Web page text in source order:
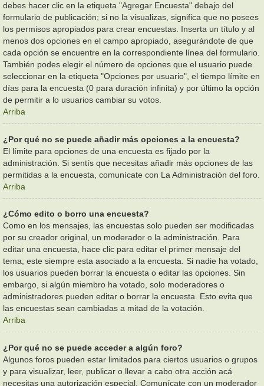
debes hacer clic en la etiqueta "Agregar Encuesta" debajo del
formulario de publicación; si no la visualizas, significa que no posees
los permisos apropiados para crear encuestas. Inserta un título y al
menos dos opciones en el campo apropiado, asegurándote de que
cada opción se encuentre en la correspondiente línea del formulario.
También podes elegir el número de opciones que el usuario puede
seleccionar en la etiqueta "Opciones por usuario", el tiempo límite en
días para la encuesta (0 para duración infinita) y por último la opción
de permitir a lo usuarios cambiar su votos.
Arriba
¿Por qué no se puede añadir más opciones a la encuesta?
El límite para opciones de una encuesta es fijado por la
administración. Si sentís que necesitas añadir más opciones de las
permitidas a la encuesta, comunícate con La Administración del foro.
Arriba
¿Cómo edito o borro una encuesta?
Como en los mensajes, las encuestas solo pueden ser modificadas
por su creador original, un moderador o la administración. Para
editar una encuesta, hace clic para editar el primer mensaje del
tema; este siempre esta asociado a la encuesta. Si nadie ha votado,
los usuarios pueden borrar la encuesta o editar las opciones. Sin
embargo, si algún miembro ha votado, solo moderadores o
administradores pueden editar o borrar la encuesta. Esto evita que
las encuestas sean cambiadas a mitad de la votación.
Arriba
¿Por qué no se puede acceder a algún foro?
Algunos foros pueden estar limitados para ciertos usuarios o grupos
y para visualizar, leer, publicar o llevar a cabo otra acción acá
necesitas una autorización especial. Comunícate con un moderador